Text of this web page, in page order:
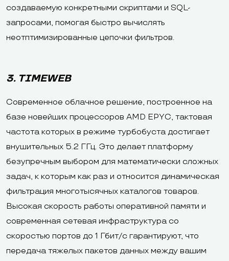
создаваемую конкретными скриптами и SQL-
запросами, помогая быстро вычислять
неотптимизированные цепочки фильтров.
3. TIMEWEB
Современное облачное решение, построенное на
базе новейших процессоров AMD EPYC, тактовая
частота которых в режиме турбобуста достигает
внушительных 5.2 ГГц. Это делает платформу
безупречным выбором для математически сложных
задач, к которым как раз и относится динамическая
фильтрация многотысячных каталогов товаров.
Высокая скорость работы оперативной памяти и
современная сетевая инфраструктура со
скоростью портов до 1 Гбит/с гарантируют, что
передача тяжелых пакетов данных между вашим